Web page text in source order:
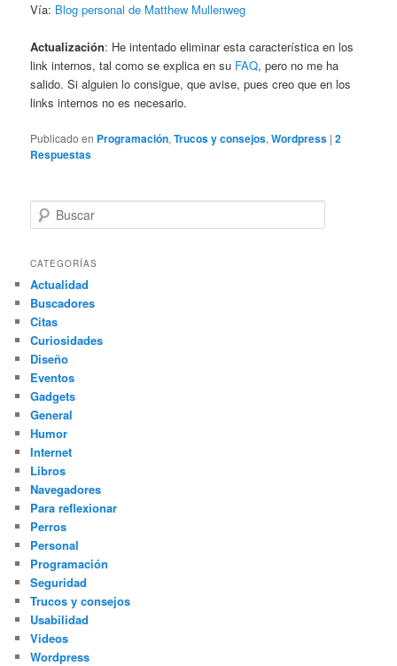
Vía: Blog personal de Matthew Mullenweg
Actualización: He intentado eliminar esta característica en los
link internos, tal como se explica en su FAQ, pero no me ha
salido. Si alguien lo consigue, que avise, pues creo que en los
links internos no es necesario.
Publicado en Programación,Trucos y consejos,Wordpress |2
Respuestas
u
c
r
CATEGORÍAS
Actualidad
Buscadores
Citas
Curiosidades
Diseño
Eventos
Gadgets
General
Humor
Internet
Libros
Navegadores
Para reflexionar
Perros
Personal
Programación
Seguridad
Trucos y consejos
Usabilidad
Videos
Wordpress